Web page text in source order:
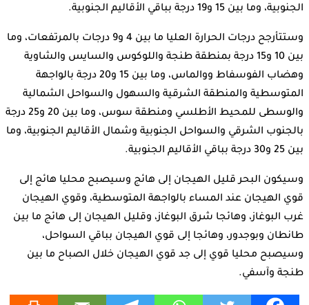
الجنوبية، وما بين 15 و19 درجة بباقي الأقاليم الجنوبية.
وستتأرجح درجات الحرارة العليا ما بين 4 و9 درجات بالمرتفعات، وما
بين 10 و15 درجة بمنطقة طنجة واللوكوس والسايس والشاوية
وهضاب الفوسفاط ووالماس، وما بين 15 و20 درجة بالواجهة
المتوسطية والمنطقة الشرقية والسهول والسواحل الشمالية
والوسطى للمحيط الأطلسي ومنطقة سوس، وما بين 20 و25 درجة
بالجنوب الشرقي والسواحل الجنوبية وشمال الأقاليم الجنوبية، وما
بين 25 و30 درجة بباقي الأقاليم الجنوبية.
وسيكون البحر قليل الهيجان إلى هائج وسيصبح محليا هائج إلى
قوي الهيجان عند المساء بالواجهة المتوسطية، وقوي الهيجان
غرب البوغاز، وهائجا شرق البوغاز، وقليل الهيجان إلى هائج ما بين
طانطان وبوجدور، وهائجا إلى قوي الهيجان بباقي السواحل،
وسيصبح محليا قوي إلى جد قوي الهيجان خلال الصباح ما بين
طنجة وآسفي.